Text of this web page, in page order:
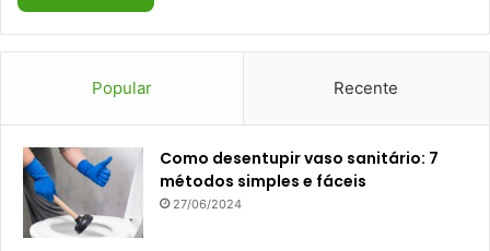
Popular Recente
Como desentupir vaso sanitário: 7
métodos simples e fáceis
27/06/2024